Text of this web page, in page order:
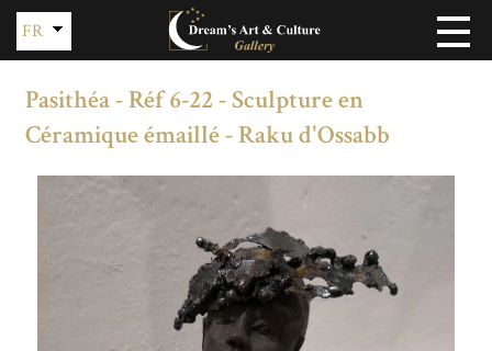
FR
Pasithéa - Réf 6-22 - Sculpture en
Céramique émaillé - Raku d'Ossabb